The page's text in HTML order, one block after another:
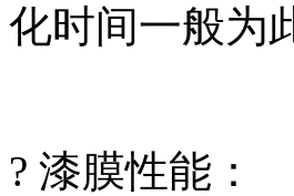
化时间一般为
? 漆膜性能：